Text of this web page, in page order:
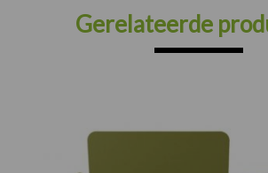
Gerelateerde